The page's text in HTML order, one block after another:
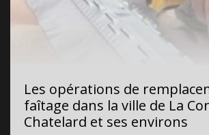
Les opérations de
faîtage dans la ville de La
Chatelard et ses environs